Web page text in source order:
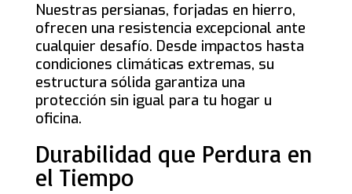
Nuestras persianas, forjadas en hierro,
ofrecen una resistencia excepcional ante
cualquier desafío. Desde impactos hasta
condiciones climáticas extremas, su
estructura sólida garantiza una
protección sin igual para tu hogar u
oficina.
Durabilidad que Perdura en
el Tiempo